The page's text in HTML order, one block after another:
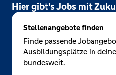
Hier gibt's Jobs mit
Stellenangebote finden
Finde passende
Ausbildungsplätze in
bundesweit.